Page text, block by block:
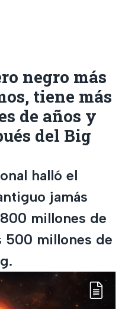
negro más
tiene más
de años y
del Big
halló el
jamás
millones de
500 millones de